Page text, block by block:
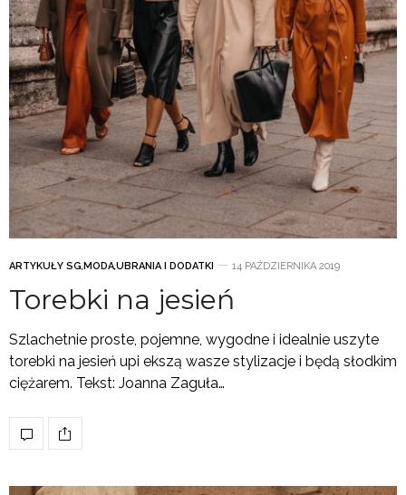
ARTYKUŁY SG,MODA,UBRANIA I DODATKI 14 PAŹDZIERNIKA 2019
Torebki na jesień
Szlachetnie proste, pojemne, wygodne i idealnie uszyte
torebki na jesień upi ekszą wasze stylizacje i będą słodkim
ciężarem. Tekst: Joanna Zaguła…